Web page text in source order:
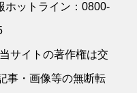
ットライン： 0800-
サイトの著作権は交
事・画像等の無断転